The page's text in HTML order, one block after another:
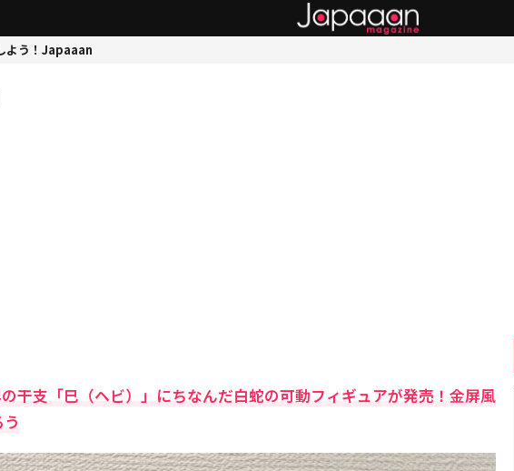
よう！Japaaan
干支「巳（ヘビ）」にちなんだ白蛇の可動フィギュアが発売！金屏風